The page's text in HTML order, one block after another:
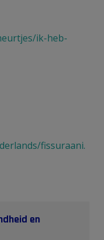
ik-heb-
fissuraani.
en